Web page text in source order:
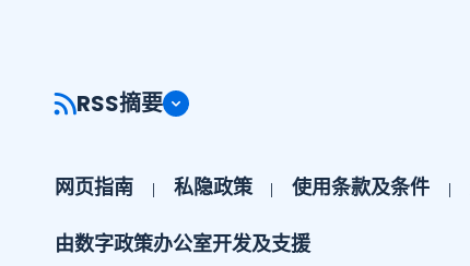
RSS摘要
网页指南 私隐政策 使用条款及条件
由数字政策办公室开发及支援